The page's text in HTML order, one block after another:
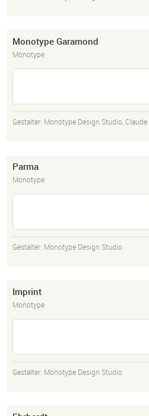
Monotype Garamond
Monotype
Gestalter: Monotype Design Studio,Claude
Parma
Monotype
Gestalter: Monotype Design Studio
Imprint
Monotype
Gestalter: Monotype Design Studio